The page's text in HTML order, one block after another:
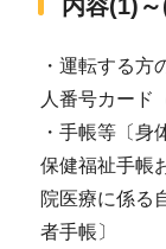
内容(1)
・運転する方
人番号カード
・手帳等〔身
保健福祉手帳
院医療に係る
者手帳〕